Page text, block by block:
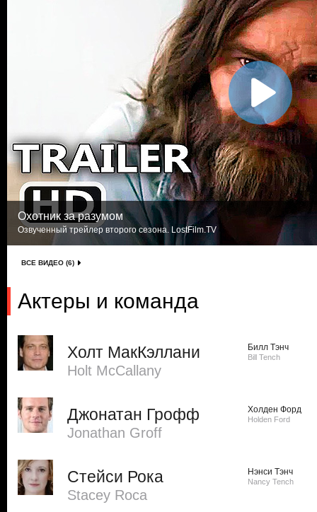
Охотник за разумом
Озвученный трейлер второго сезона. LostFilm.TV
ВСЕ ВИДЕО (6)
Актеры и команда
Холт МакКэллани
Holt McCallany
Билл Тэнч
Bill Tench
Джонатан Грофф
Jonathan Groff
Холден Форд
Holden Ford
Стейси Рока
Stacey Roca
Нэнси Тэнч
Nancy Tench